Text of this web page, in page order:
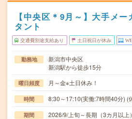
【中央区＊9月～】大手メ
タント
交通費別途支給あり 土日祝日が休み
勤務地
新潟市中央区
新潟駅から徒歩15分
曜日頻度 月～金※土日休み！
時間 8:30～17:10(実働:7時間40分) (
期間 2026/9/上旬～長期（3カ月以